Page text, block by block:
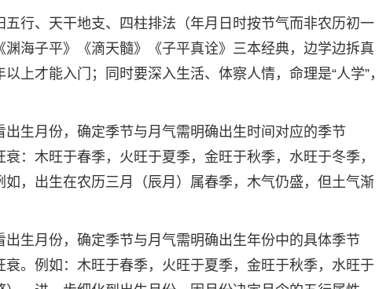
行、天干地支、四柱排法（年月日时按节气而非农历初一
海子平》《滴天髓》《子平真诠》三本经典，边学边拆真
上才能入门；同时要深入生活、体察人情，命理是“人学”，
生月份，确定季节与月气需明确出生时间对应的季节
：木旺于春季，火旺于夏季，金旺于秋季，水旺于冬季，
，出生在农历三月（辰月）属春季，木气仍盛，但土气渐
生月份，确定季节与月气需明确出生年份中的具体季节
衰。例如：木旺于春季，火旺于夏季，金旺于秋季，水旺于